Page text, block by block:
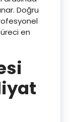
Doğru
en